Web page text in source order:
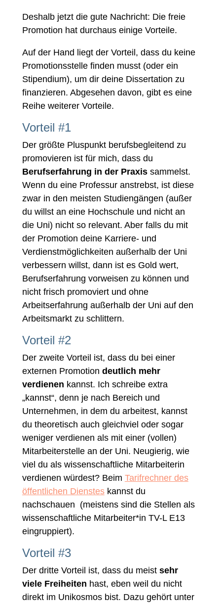
Deshalb jetzt die gute Nachricht: Die freie
Promotion hat durchaus einige Vorteile.
Auf der Hand liegt der Vorteil, dass du keine
Promotionsstelle finden musst (oder ein
Stipendium), um dir deine Dissertation zu
finanzieren. Abgesehen davon, gibt es eine
Reihe weiterer Vorteile.
Vorteil #1
Der größte Pluspunkt berufsbegleitend zu
promovieren ist für mich, dass du
Berufserfahrung in der Praxissammelst.
Wenn du eine Professur anstrebst, ist diese
zwar in den meisten Studiengängen (außer
du willst an eine Hochschule und nicht an
die Uni) nicht so relevant. Aber falls du mit
der Promotion deine Karriere- und
Verdienstmöglichkeiten außerhalb der Uni
verbessern willst, dann ist es Gold wert,
Berufserfahrung vorweisen zu können und
nicht frisch promoviert und ohne
Arbeitserfahrung außerhalb der Uni auf den
Arbeitsmarkt zu schlittern.
Vorteil #2
Der zweite Vorteil ist, dass du bei einer
externen Promotion deutlich mehr
verdienen kannst. Ich schreibe extra
„kannst“, denn je nach Bereich und
Unternehmen, in dem du arbeitest, kannst
du theoretisch auch gleichviel oder sogar
weniger verdienen als mit einer (vollen)
Mitarbeiterstelle an der Uni. Neugierig, wie
viel du als wissenschaftliche Mitarbeiterin
verdienen würdest? Beim Tarifrechner des
öffentlichen Diensteskannst du
nachschauen (meistens sind die Stellen als
wissenschaftliche Mitarbeiter*in TV-L E13
eingruppiert).
Vorteil #3
Der dritte Vorteil ist, dass du meist sehr
viele Freiheiten hast, eben weil du nicht
direkt im Unikosmos bist. Dazu gehört unter